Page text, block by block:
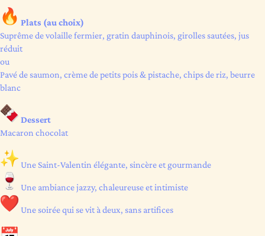
Plats (au choix)
Suprême de volaille fermier, gratin dauphinois, girolles sautées, jus
réduit
ou
Pavé de saumon, crème de petits pois & pistache, chips de riz, beurre
blanc
Dessert
Macaron chocolat
Une Saint-Valentin élégante, sincère et gourmande
Une ambiance jazzy, chaleureuse et intimiste
Une soirée qui se vit à deux, sans artifices